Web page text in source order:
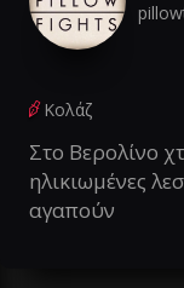
Κολάζ
Στο Βερολίνο
ηλικιωμένες
αγαπούν